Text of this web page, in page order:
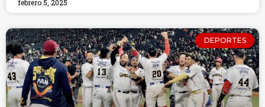
febrero 5, 2025
DEPORTES